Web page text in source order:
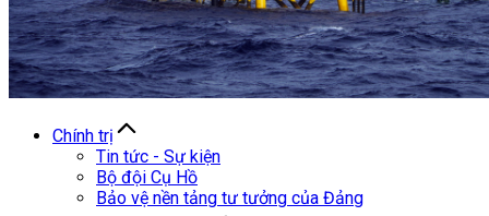
Chính trị
Tin tức - Sự kiện
Bộ đội Cụ Hồ
Bảo vệ nền tảng tư tưởng của Đảng